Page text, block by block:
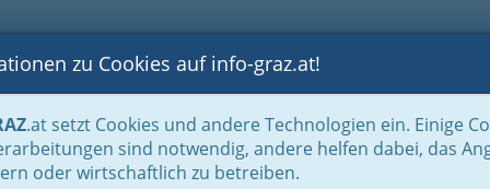
BLOGS FOTOS GASTRONOMIE BRANCHEN
zu Cookies auf info-graz.at!
.at setzt Cookies und andere Technologien ein. Einige
sind notwendig, andere helfen dabei, das
oder wirtschaftlich zu betreiben.
Handel in Graz Spezielles Einkaufen und Schenken Holz und Baustoffe